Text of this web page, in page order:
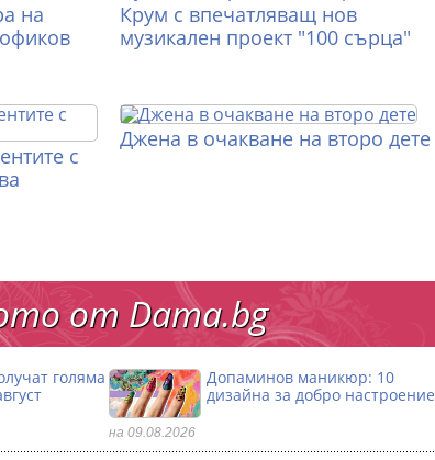
на
Крум с впечатляващ нов
музикален проект "100 сърца"
с
Джена в очакване на второ дете
от Dama.bg
голяма
Допаминов маникюр: 10
дизайна за добро настроение
на 09.08.2026